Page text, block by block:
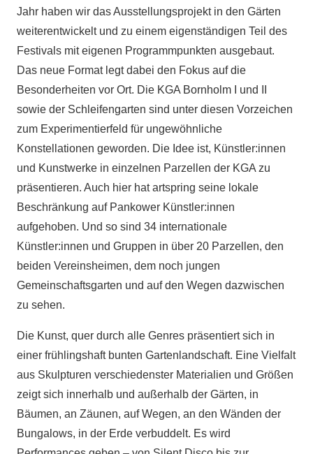
Jahr haben wir das Ausstellungsprojekt in den Gärten
weiterentwickelt und zu einem eigenständigen Teil des
Festivals mit eigenen Programmpunkten ausgebaut.
Das neue Format legt dabei den Fokus auf die
Besonderheiten vor Ort. Die KGA Bornholm I und II
sowie der Schleifengarten sind unter diesen Vorzeichen
zum Experimentierfeld für ungewöhnliche
Konstellationen geworden. Die Idee ist, Künstler:innen
und Kunstwerke in einzelnen Parzellen der KGA zu
präsentieren. Auch hier hat artspring seine lokale
Beschränkung auf Pankower Künstler:innen
aufgehoben. Und so sind 34 internationale
Künstler:innen und Gruppen in über 20 Parzellen, den
beiden Vereinsheimen, dem noch jungen
Gemeinschaftsgarten und auf den Wegen dazwischen
zu sehen.
Die Kunst, quer durch alle Genres präsentiert sich in
einer frühlingshaft bunten Gartenlandschaft. Eine Vielfalt
aus Skulpturen verschiedenster Materialien und Größen
zeigt sich innerhalb und außerhalb der Gärten, in
Bäumen, an Zäunen, auf Wegen, an den Wänden der
Bungalows, in der Erde verbuddelt. Es wird